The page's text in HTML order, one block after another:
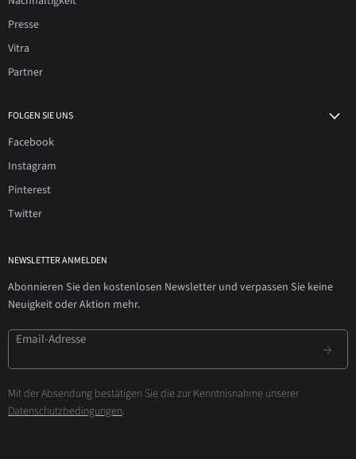
Presse
Vitra
Partner
FOLGEN SIE UNS
Facebook
Instagram
Pinterest
Twitter
NEWSLETTER ANMELDEN
Abonnieren Sie den kostenlosen Newsletter und verpassen Sie keine
Neuigkeit oder Aktion mehr.
Email-Adresse
Mit der Absendung bestätigen Sie die zur Kenntnisnahme unserer
Datenschutzbedingungen.